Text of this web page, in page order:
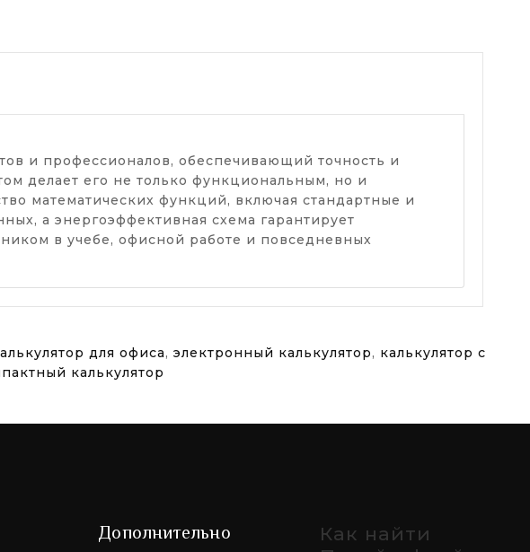
и профессионалов, обеспечивающий точность и
делает его не только функциональным, но и
математических функций, включая стандартные и
а энергоэффективная схема гарантирует
в учебе, офисной работе и повседневных
для офиса, электронный калькулятор, калькулятор с
калькулятор
Дополнительно
Как найти